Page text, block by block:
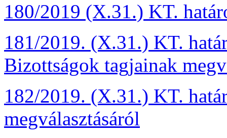
180/2019 (X.31.) KT.
181/2019. (X.31.) KT.
Bizottságok tagjainak
182/2019. (X.31.) KT.
megválasztásáról